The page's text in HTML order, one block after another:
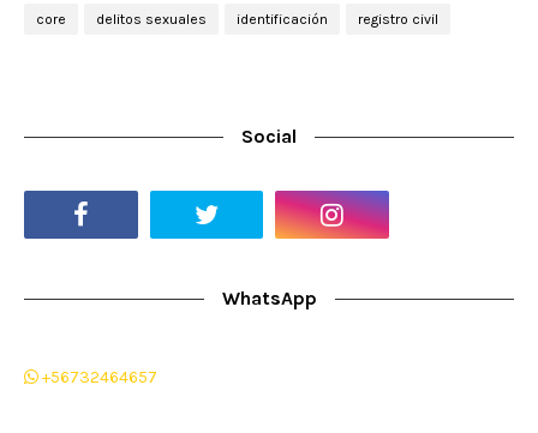
core delitos sexuales identificación registro civil
Social
WhatsApp
+56732464657